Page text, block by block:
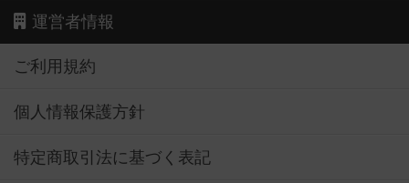
運営者情報
ご利用規約
個人情報保護方針
特定商取引法に基づく表記